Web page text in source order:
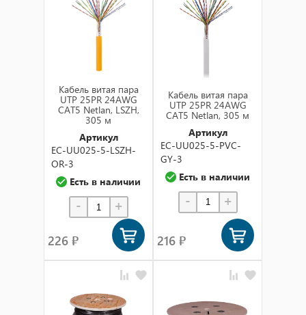
Кабель витая пара
UTP 25PR 24AWG
CAT5 Netlan, LSZH,
305 м
Артикул
EC-UU025-5-LSZH-
OR-3
Есть в наличии
- +
226 ₽
Кабель витая пара
UTP 25PR 24AWG
CAT5 Netlan, 305 м
Артикул
EC-UU025-5-PVC-
GY-3
Есть в наличии
- +
216 ₽